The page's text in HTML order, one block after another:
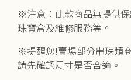
※注意：此款商品無提供
珠寶盒及維修服務等。
※提醒您!賣場部分串珠類
請先確認尺寸是否合適。